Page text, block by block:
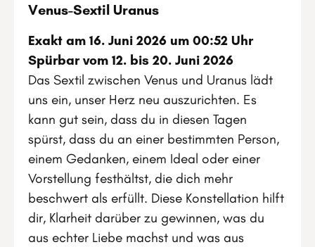
Venus-Sextil Uranus
Exakt am 16. Juni 2026 um 00:52 Uhr
Spürbar vom 12. bis 20. Juni 2026
Das Sextil zwischen Venus und Uranus lädt
uns ein, unser Herz neu auszurichten. Es
kann gut sein, dass du in diesen Tagen
spürst, dass du an einer bestimmten Person,
einem Gedanken, einem Ideal oder einer
Vorstellung festhältst, die dich mehr
beschwert als erfüllt. Diese Konstellation hilft
dir, Klarheit darüber zu gewinnen, was du
aus echter Liebe machst und was aus